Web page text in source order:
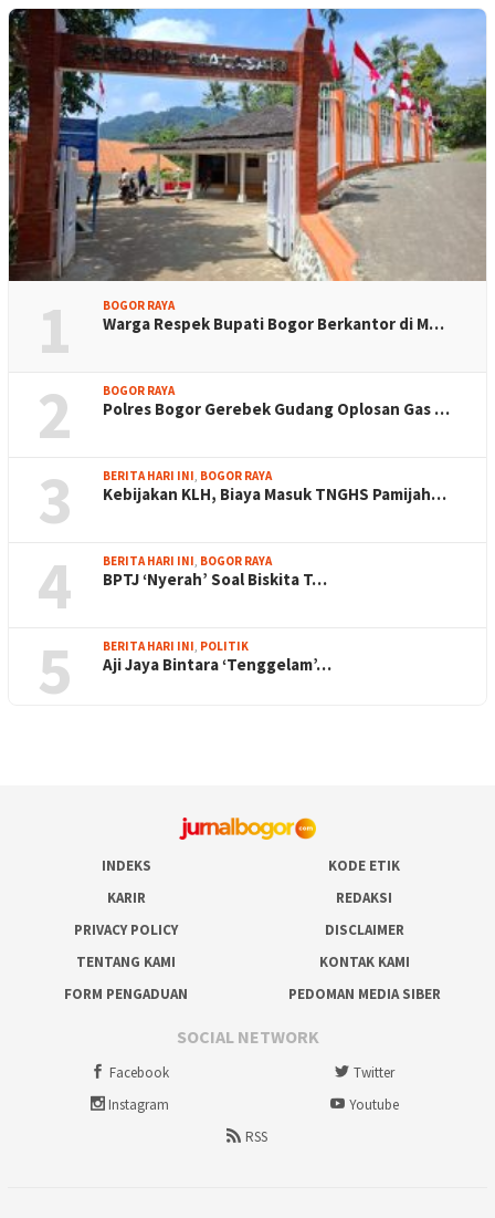
1 BOGOR RAYA
Warga Respek Bupati Bogor Berkantor di M…
2 BOGOR RAYA
Polres Bogor Gerebek Gudang Oplosan Gas …
3 BERITA HARI INI, BOGOR RAYA
Kebijakan KLH, Biaya Masuk TNGHS Pamijah…
4 BERITA HARI INI, BOGOR RAYA
BPTJ ‘Nyerah’ Soal Biskita T…
5 BERITA HARI INI, POLITIK
Aji Jaya Bintara ‘Tenggelam’…
INDEKS
KODE ETIK
KARIR
REDAKSI
PRIVACY POLICY
DISCLAIMER
TENTANG KAMI
KONTAK KAMI
FORM PENGADUAN
PEDOMAN MEDIA SIBER
SOCIAL NETWORK
Facebook
Twitter
Instagram
Youtube
RSS